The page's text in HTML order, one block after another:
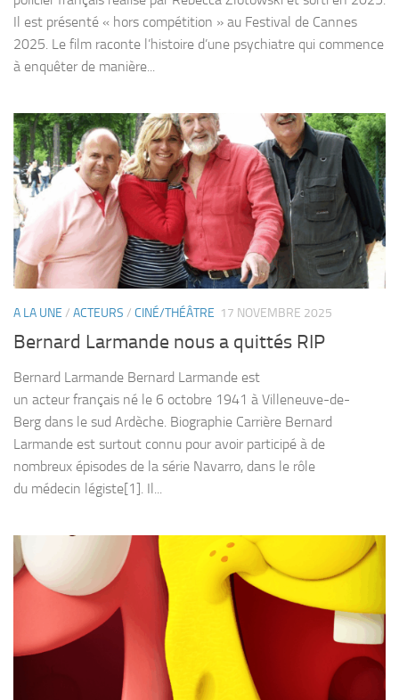
Il est présenté « hors compétition » au Festival de Cannes
2025. Le film raconte l’histoire d’une psychiatre qui commence
à enquêter de manière...
A LA UNE / ACTEURS / CINÉ/THÉÂTRE 17 NOVEMBRE 2025
Bernard Larmande nous a quittés RIP
Bernard Larmande Bernard Larmande est
un acteur français né le 6 octobre 1941 à Villeneuve-de-
Berg dans le sud Ardèche. Biographie Carrière Bernard
Larmande est surtout connu pour avoir participé à de
nombreux épisodes de la série Navarro, dans le rôle
du médecin légiste[1]. Il...